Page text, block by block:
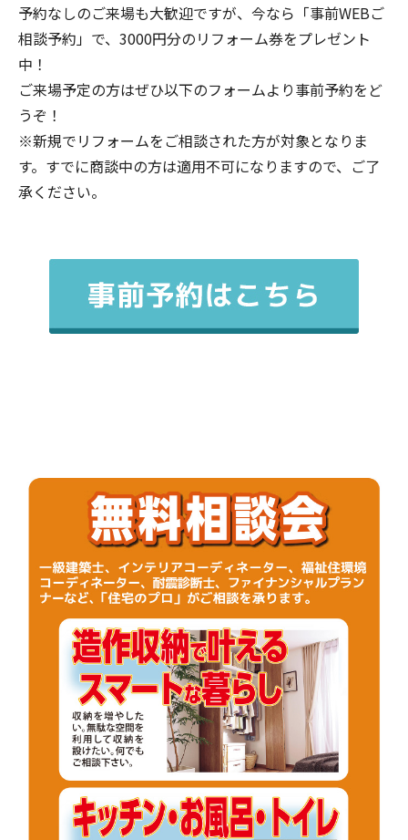
予約なしのご来場も大歓迎ですが、今なら「事前WEBご
相談予約」で、3000円分のリフォーム券をプレゼント
中！
ご来場予定の方はぜひ以下のフォームより事前予約をど
うぞ！
※新規でリフォームをご相談された方が対象となりま
す。すでに商談中の方は適用不可になりますので、ご了
承ください。